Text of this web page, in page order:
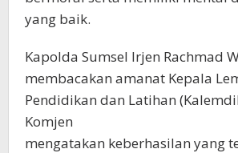
yang baik.
Kapolda Sumsel Irjen Rachmad
membacakan amanat Kepala
Pendidikan dan Latihan
Komjen
mengatakan keberhasilan yang